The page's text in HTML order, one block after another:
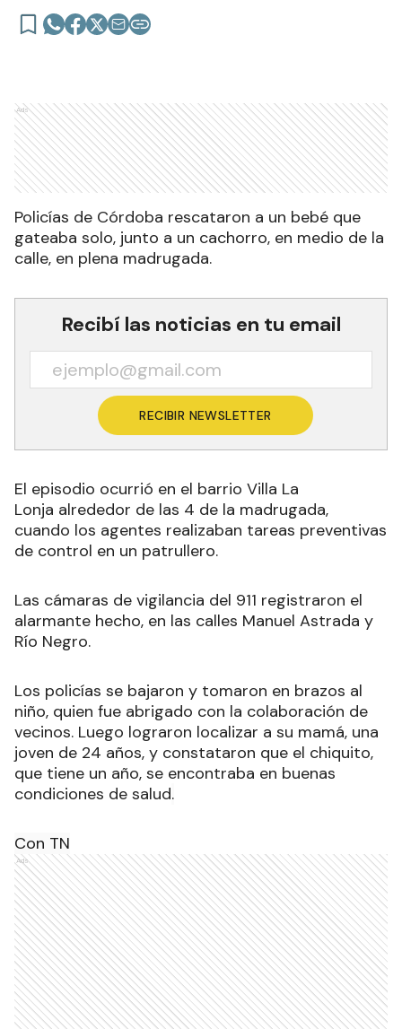
Ads
Policías de Córdoba rescataron a un bebé que
gateaba solo, junto a un cachorro, en medio de la
calle, en plena madrugada.
Recibí las noticias en tu email
RECIBIR NEWSLETTER
El episodio ocurrió en el barrio Villa La
Lonja alrededor de las 4 de la madrugada,
cuando los agentes realizaban tareas preventivas
de control en un patrullero.
Las cámaras de vigilancia del 911 registraron el
alarmante hecho, en las calles Manuel Astrada y
Río Negro.
Los policías se bajaron y tomaron en brazos al
niño, quien fue abrigado con la colaboración de
vecinos. Luego lograron localizar a su mamá, una
joven de 24 años, y constataron que el chiquito,
que tiene un año, se encontraba en buenas
condiciones de salud.
Con TN
Ads